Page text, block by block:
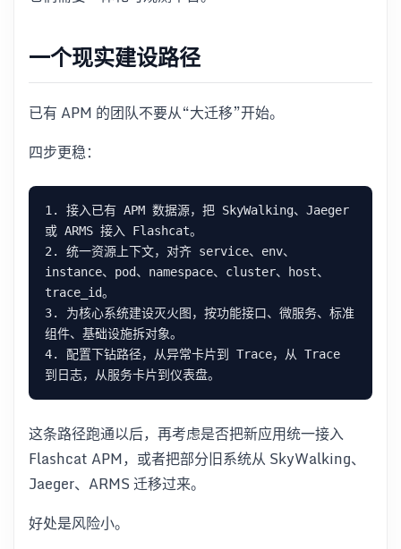
一个现实建设路径
已有 APM 的团队不要从“大迁移”开始。
四步更稳：
1. 接入已有 APM 数据源，把 SkyWalking、Jaeger
2. 统一资源上下文，对齐 service、env、
instance、pod、namespace、cluster、host、
3. 为核心系统建设灭火图，按功能接口、微服务、标准
4. 配置下钻路径，从异常卡片到 Trace，从 Trace
这条路径跑通以后，再考虑是否把新应用统一接入
Flashcat APM，或者把部分旧系统从 SkyWalking、
Jaeger、ARMS 迁移过来。
好处是风险小。